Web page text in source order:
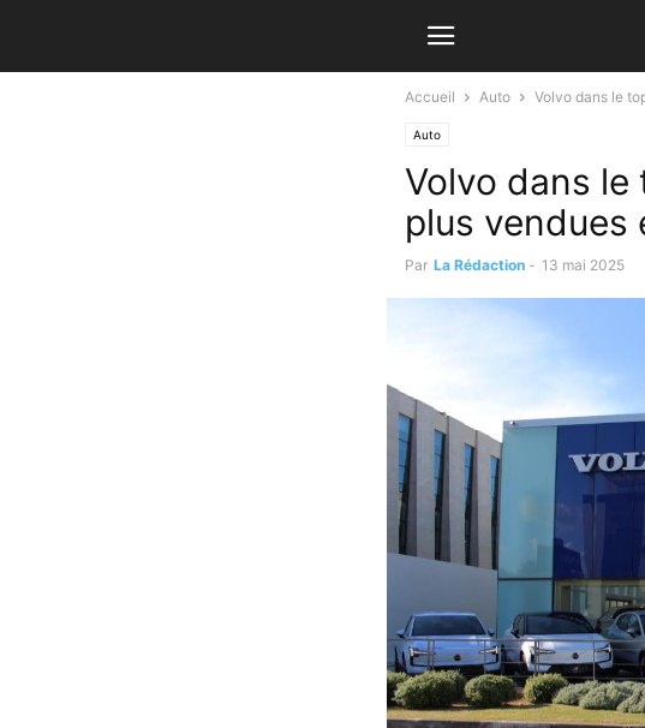
Accueil Auto Volvo dans le
Auto
Volvo dans le
plus vendues
Par La Rédaction - 13 mai 2025